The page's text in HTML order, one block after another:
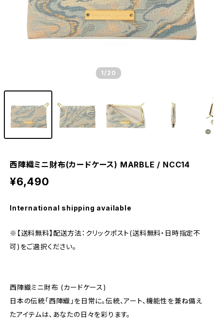
1 /20
西陣織ミニ財布(カードケース) MARBLE / NCC14
¥6,490
International shipping available
※【送料無料】配送方法：クリックポスト(送料無料・日時指定不
可)をご選択ください。
西陣織ミニ財布 (カードケース)
日本の伝統「西陣織」を日常に。伝統、アート、機能性を兼ね備え
たアイテムは、あなたの日々を彩ります。